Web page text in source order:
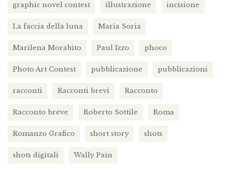
graphic novel contest illustrazione incisione
La faccia della luna Maria Soria
Marilena Morabito Paul Izzo phoco
Photo Art Contest pubblicazione pubblicazioni
racconti Racconti brevi Racconto
Racconto breve Roberto Sottile Roma
Romanzo Grafico short story shots
shots digitali Wally Pain